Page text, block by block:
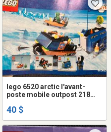
lego 6520 arctic l'avant-
poste mobile outpost 218
40 $